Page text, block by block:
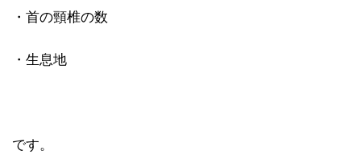
・首の頸椎の数
・生息地
です。